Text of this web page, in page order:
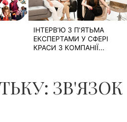
ІНТЕРВ’Ю З П’ЯТЬМА
ЕКСПЕРТАМИ У СФЕРІ
КРАСИ З КОМПАНІЇ...
ЗВ'ЯЗОК